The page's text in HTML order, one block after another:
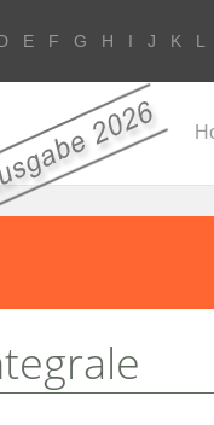
E F G H I J K L